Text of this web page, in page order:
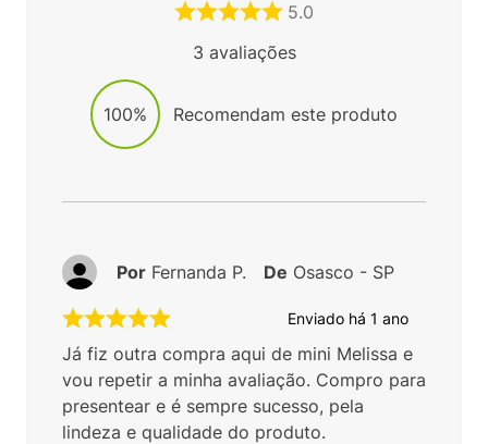
5.0
3 avaliações
100% Recomendam este produto
Enviado há 1 ano
Já fiz outra compra aqui de mini Melissa e
vou repetir a minha avaliação. Compro para
presentear e é sempre sucesso, pela
lindeza e qualidade do produto.
Por Fernanda P. De Osasco - SP